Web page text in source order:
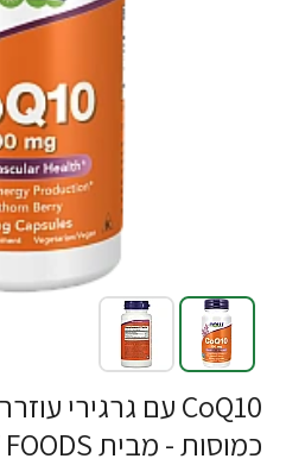
כמוסות - מבית NOW FOODS